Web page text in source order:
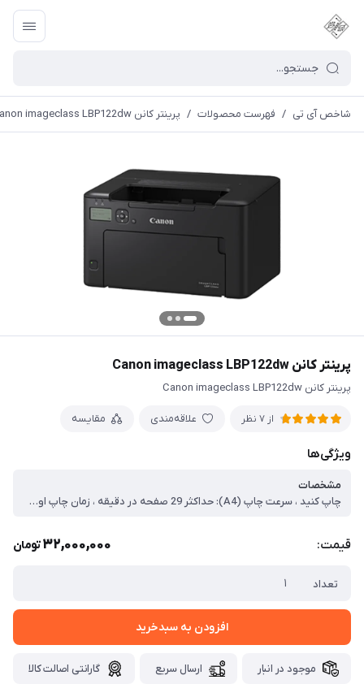
شاخص آی تی / فهرست محصولات / پرینتر کانن Canon imageclass LBP122dw
پرینتر کانن Canon imageclass LBP122dw
پرینتر کانن Canon imageclass LBP122dw
از 7 نظر علاقه‌مندی مقایسه
ویژگی‌ها
مشخصات
چاپ کنید ، سرعت چاپ (A4): حداکثر 29 صفحه در دقیقه ، زمان چاپ اول (A4): تقریبا. 5.4 ثانیه ، وضوح چاپ: حداکثر 2400 (معادل) 600 dpi ، حجم چاپ ماهانه توصیه شده: 150 - 2000 صفحه
قیمت: 32,000,000تومان
تعداد
افزودن به سبدخرید
موجود در انبار ارسال سریع گارانتی اصالت کالا